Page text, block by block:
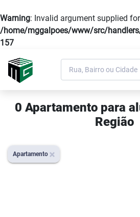
Warning: Invalid argument supplied
/home/mggalpoes/www/src/
157
0 Apartamento para
Região
Apartamento